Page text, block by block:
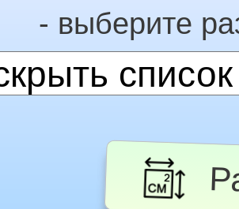
- выберите